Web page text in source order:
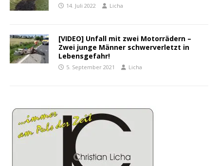
14. Juli 2022 Licha
[VIDEO] Unfall mit zwei Motorrädern –
Zwei junge Männer schwerverletzt in
Lebensgefahr!
5. September 2021 Licha